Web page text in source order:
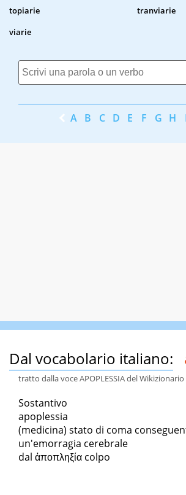
topiarie
tranviarie
viarie
A B C D E F G H
Dal vocabolario italiano:
tratto dalla voce APOPLESSIA del Wikizionario
Sostantivo
apoplessia
(medicina) stato di coma
un'emorragia cerebrale
dal ἀποπληξία colpo